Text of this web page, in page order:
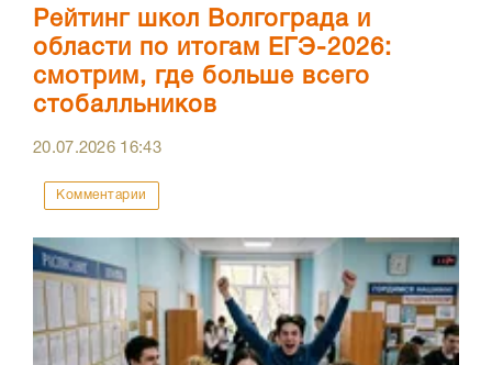
Рейтинг школ Волгограда и
области по итогам ЕГЭ-2026:
смотрим, где больше всего
стобалльников
20.07.2026 16:43
Комментарии